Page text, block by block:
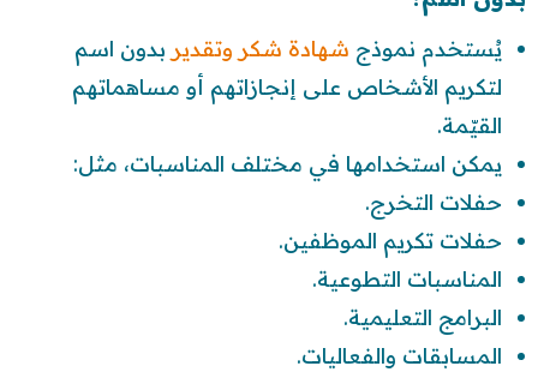
يُستخدم نموذج شهادة شكر وتقدير بدون اسم
لتكريم الأشخاص على إنجازاتهم أو مساهماتهم
القيّمة.
يمكن استخدامها في مختلف المناسبات، مثل:
حفلات التخرج.
حفلات تكريم الموظفين.
المناسبات التطوعية.
البرامج التعليمية.
المسابقات والفعاليات.